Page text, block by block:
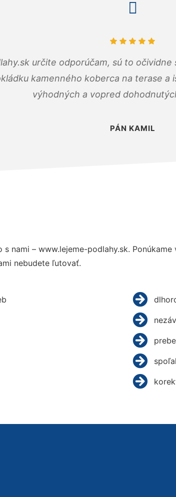
určite odporúčam, sú to očividne
kamenného koberca na terase a
výhodných a vopred
PÁN KAMIL
nami – www.lejeme-podlahy.sk.
nebudete ľutovať.